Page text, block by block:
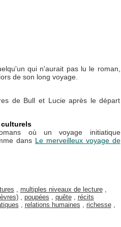
qui n'aurait pas lu le roman,
de son long voyage.
de Bull et Lucie après le départ
où un voyage initiatique
dans Le merveilleux voyage de
, multiples niveaux de lecture,
, poupées , quête, récits
, relations humaines , richesse,